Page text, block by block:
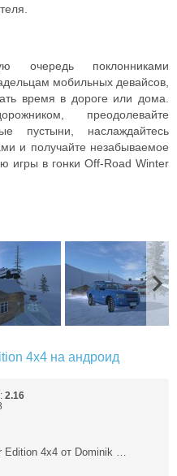
очередь поклонниками
мобильных девайсов,
время в дороге или дома.
преодолевайте
пустыни, наслаждайтесь
и получайте незабываемое
игры в гонки Off-Road Winter
4x4 на андроид
2.16
Edition 4x4 от Dominik …